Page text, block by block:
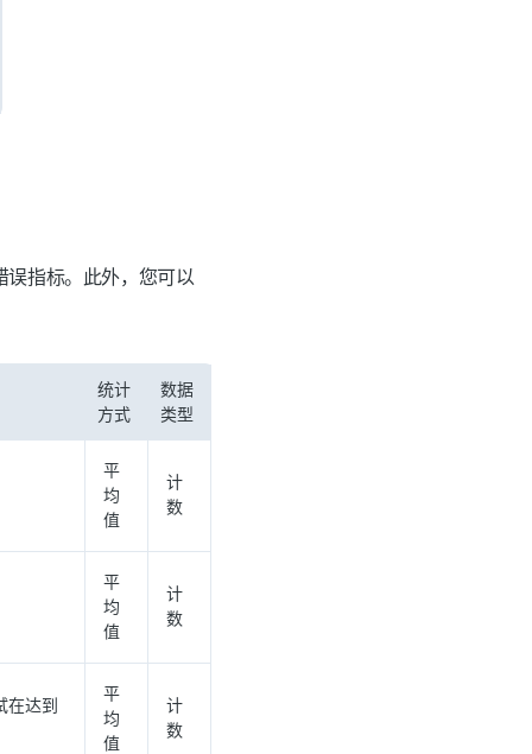
指标。此外，您可以
统计
方式
数据
类型
平
均
值
计
数
平
均
值
计
数
达到
平
均
值
计
数